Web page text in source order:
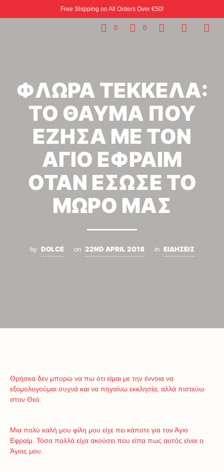
Free Shipping on All Orders Over €50!
0 0
ΦΛΩΡΑ ΤΕΚΚΕΛΑ:
ΤΟ ΘΑΥΜΑ ΠΟΥ
ΕΖΗΣΑ ΜΕ ΤΟΝ
ΑΓΙΟ ΕΦΡΑΙΜ
ΟΤΑΝ ΕΣΩΣΕ ΤΟ
ΜΩΡΟ ΜΑΣ
by DOLCE on 22ND APRIL 2018 in ΕΙΔΗΣΕΙΣ
Θρήσκα δεν μπορώ να πω ότι είμαι με την έννοια να
εξομολογούμαι συχνά και να πηγαίνω εκκλησία, αλλά πιστεύω
στον Θεό.
Μια πολύ καλή μου φίλη μου είχε πει κάποτε για τον Άγιο
Εφραίμ. Τόσα πολλά είχα ακούσει που είπα πως αυτός είναι ο
Άγιος μου.